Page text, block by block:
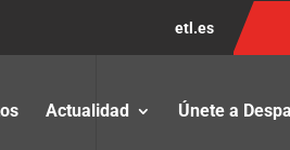
etl.es
Actualidad Únete a